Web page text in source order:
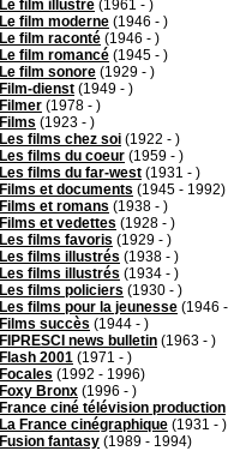
Le film illustré (1961 - )
Le film moderne (1946 - )
Le film raconté (1946 - )
Le film romancé (1945 - )
Le film sonore (1929 - )
Film-dienst (1949 - )
Filmer (1978 - )
Films (1923 - )
Les films chez soi (1922 - )
Les films du coeur (1959 - )
Les films du far-west (1931 - )
Films et documents (1945 - 1992)
Films et romans (1938 - )
Films et vedettes (1928 - )
Les films favoris (1929 - )
Les films illustrés (1938 - )
Les films illustrés (1934 - )
Les films policiers (1930 - )
Les films pour la jeunesse (1946
Films succès (1944 - )
FIPRESCI news bulletin (1963 - )
Flash 2001 (1971 - )
Focales (1992 - 1996)
Foxy Bronx (1996 - )
France ciné télévision production
La France cinégraphique (1931 - )
Fusion fantasy (1989 - 1994)